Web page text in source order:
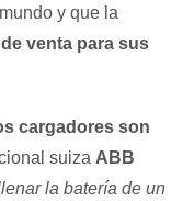
y que la
venta para sus
cargadores son
suiza ABB
la batería de un